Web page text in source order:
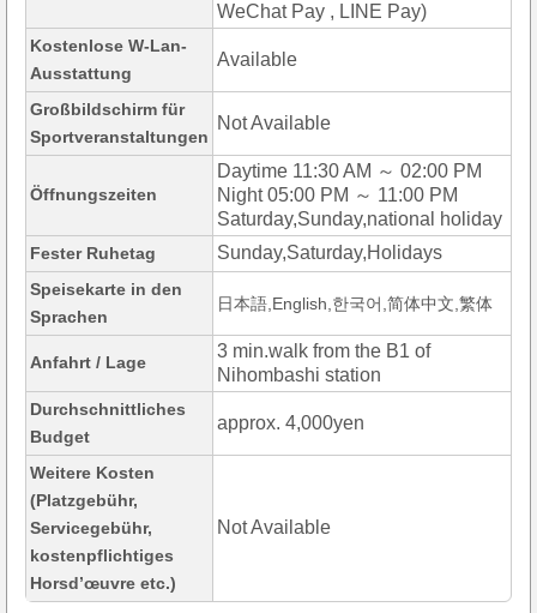
WeChat Pay , LINE Pay)
Kostenlose W-Lan-
Ausstattung
Available
Großbildschirm für
Sportveranstaltungen
Not Available
Öffnungszeiten
Daytime 11:30 AM ～ 02:00 PM
Night 05:00 PM ～ 11:00 PM
Saturday,Sunday,national holiday
Fester Ruhetag Sunday,Saturday,Holidays
Speisekarte in den
Sprachen
日本語,English,한국어,简体中文,繁体
Anfahrt / Lage
3 min.walk from the B1 of
Nihombashi station
Durchschnittliches
Budget
approx. 4,000yen
Weitere Kosten
(Platzgebühr,
Servicegebühr,
kostenpflichtiges
Horsd’œuvre etc.)
Not Available